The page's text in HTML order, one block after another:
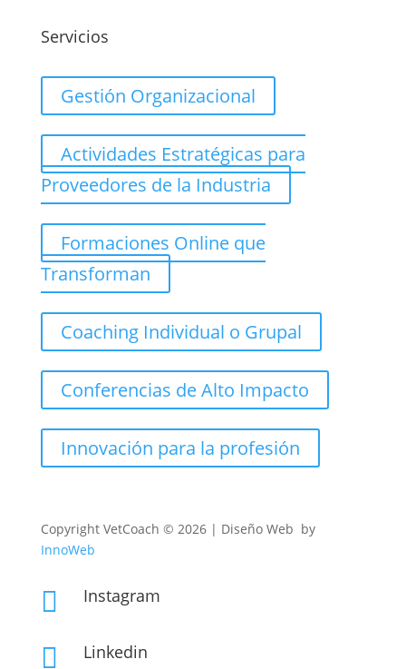
Servicios
Gestión Organizacional
Actividades Estratégicas para
Proveedores de la Industria
Formaciones Online que
Transforman
Coaching Individual o Grupal
Conferencias de Alto Impacto
Innovación para la profesión
CopyrightVetCoach © 2026 | Diseño Web by
InnoWeb
 Instagram
 Linkedin